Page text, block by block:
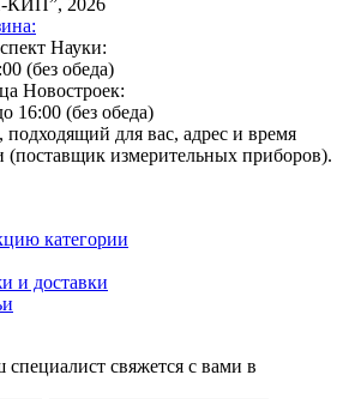
Науки:
(без обеда)
Новостроек:
16:00 (без обеда)
, подходящий для вас, адрес и время
(поставщик измерительных приборов).
категории
и доставки
специалист свяжется с вами в